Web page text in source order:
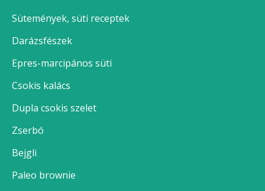
Sütemények, süti receptek
Darázsfészek
Epres-marcipános süti
Csokis kalács
Dupla csokis szelet
Zserbó
Bejgli
Paleo brownie